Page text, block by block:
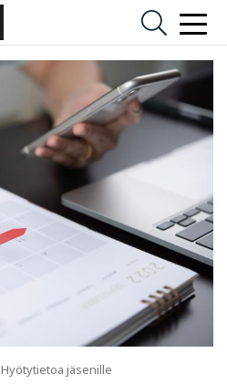
Hyötytietoa jäsenille